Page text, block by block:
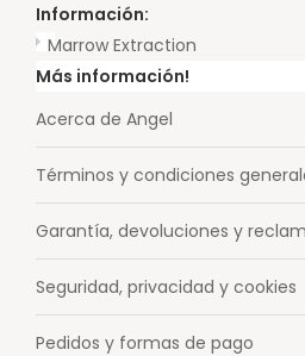
Información:
Marrow Extraction
Más información!
Acerca de Angel
Términos y condiciones
Garantía, devoluciones y
Seguridad, privacidad y cookies
Pedidos y formas de pago